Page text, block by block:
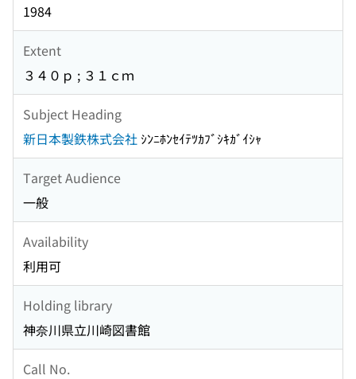
1984
Extent
３４０ｐ ; ３１ｃｍ
Subject Heading
新日本製鉄株式会社 ｼﾝﾆﾎﾝｾｲﾃﾂｶﾌﾞｼｷｶﾞｲｼｬ
Target Audience
一般
Availability
利用可
Holding library
神奈川県立川崎図書館
Call No.